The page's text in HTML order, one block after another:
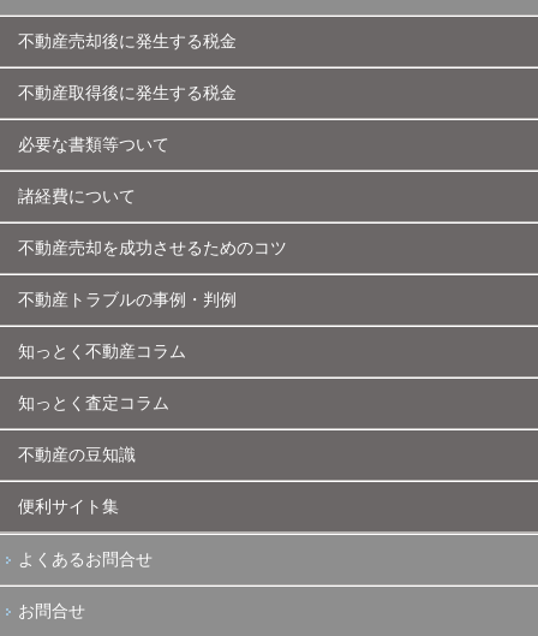
不動産売却後に発生する税金
不動産取得後に発生する税金
必要な書類等ついて
諸経費について
不動産売却を成功させるためのコツ
不動産トラブルの事例・判例
知っとく不動産コラム
知っとく査定コラム
不動産の豆知識
便利サイト集
よくあるお問合せ
お問合せ